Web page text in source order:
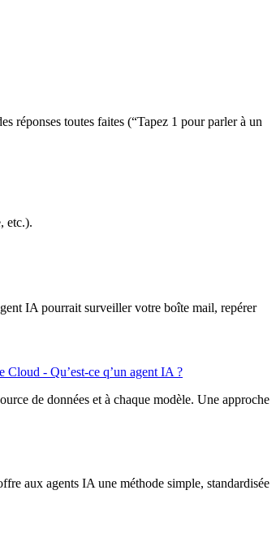
réponses toutes faites (“Tapez 1 pour parler à un
etc.).
IA pourrait surveiller votre boîte mail, repérer
Cloud - Qu’est-ce q’un agent IA ?
de données et à chaque modèle. Une approche
aux agents IA une méthode simple, standardisée